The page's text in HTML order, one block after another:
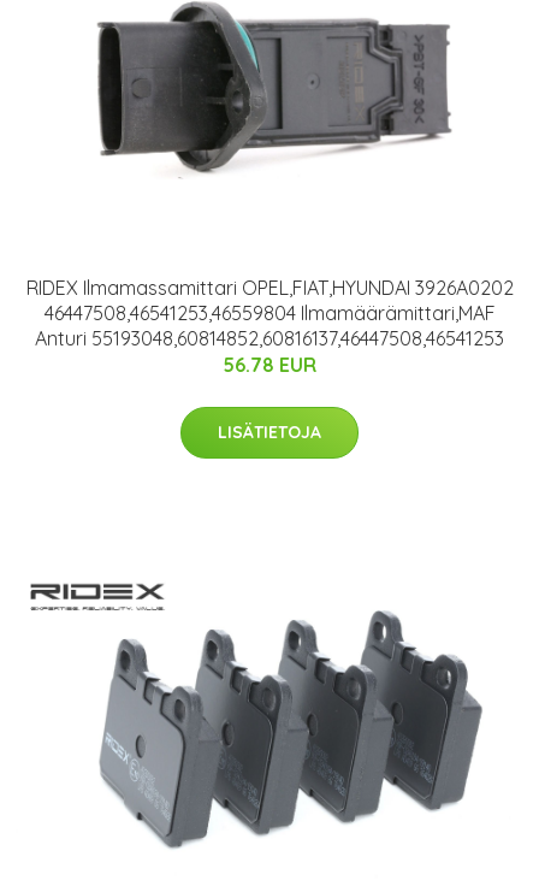
RIDEX Ilmamassamittari OPEL,FIAT,HYUNDAI 3926A0202
46447508,46541253,46559804 Ilmamäärämittari,MAF
Anturi 55193048,60814852,60816137,46447508,46541253
56.78 EUR
LISÄTIETOJA